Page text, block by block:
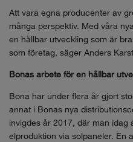
Att vara egna producenter av
många perspektiv. Med våra
en hållbar utveckling som är
som företag, säger Anders
Bonas arbete för en hållbar
Bona har under flera år gjort
annat i Bonas nya
invigdes år 2017, där man idag
elproduktion via solpaneler. En